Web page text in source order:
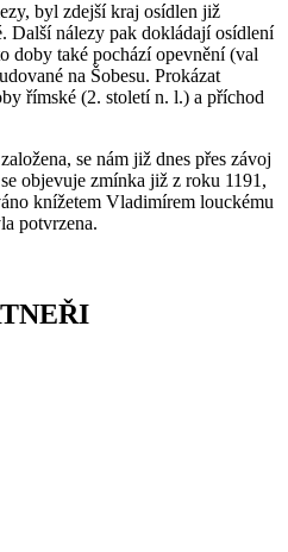
byl zdejší kraj osídlen již
Další nálezy pak dokládají osídlení
doby také pochází opevnění (val
na Šobesu. Prokázat
římské (2. století n. l.) a příchod
se nám již dnes přes závoj
objevuje zmínka již z roku 1191,
knížetem Vladimírem louckému
potvrzena.